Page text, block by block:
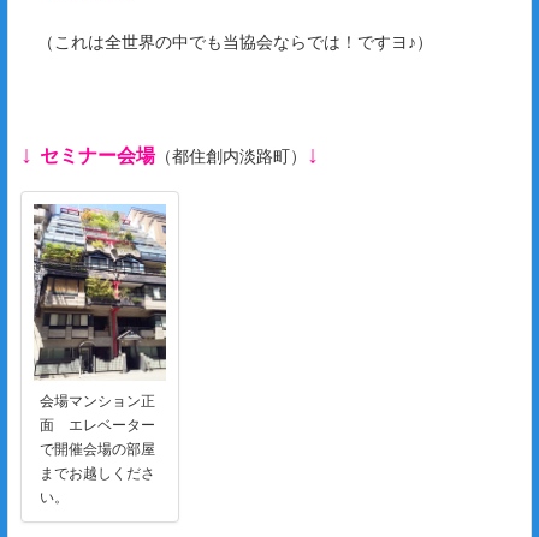
（これは全世界の中でも当協会ならでは！ですヨ♪）
↓ セミナー会場（都住創内淡路町） ↓
会場マンション正
面 エレベーター
で開催会場の部屋
までお越しくださ
い。